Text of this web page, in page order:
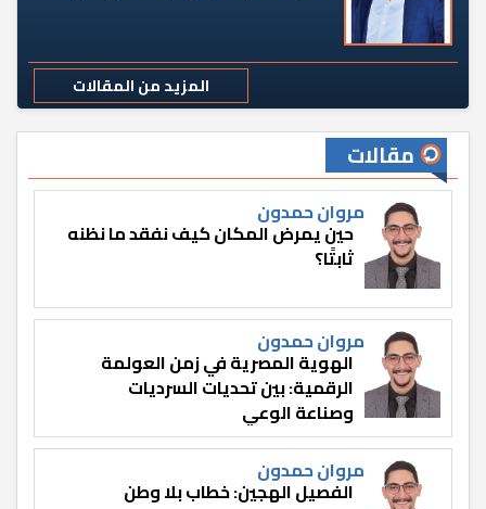
المزيد من المقالات
مقالات
مروان حمدون
حين يمرض المكان كيف نفقد ما نظنه
ثابتًا؟
مروان حمدون
الهوية المصرية في زمن العولمة
الرقمية: بين تحديات السرديات
وصناعة الوعي
مروان حمدون
الفصيل الهجين: خطاب بلا وطن